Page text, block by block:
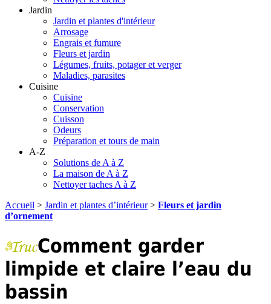
Jardin
Jardin et plantes d'intérieur
Arrosage
Engrais et fumure
Fleurs et jardin
Légumes, fruits, potager et verger
Maladies, parasites
Cuisine
Cuisine
Conservation
Cuisson
Odeurs
Préparation et tours de main
A-Z
Solutions de A à Z
La maison de A à Z
Nettoyer taches A à Z
Accueil > Jardin et plantes d’intérieur> Fleurs et jardin
d’ornement
Comment garder
limpide et claire l’eau du
bassin